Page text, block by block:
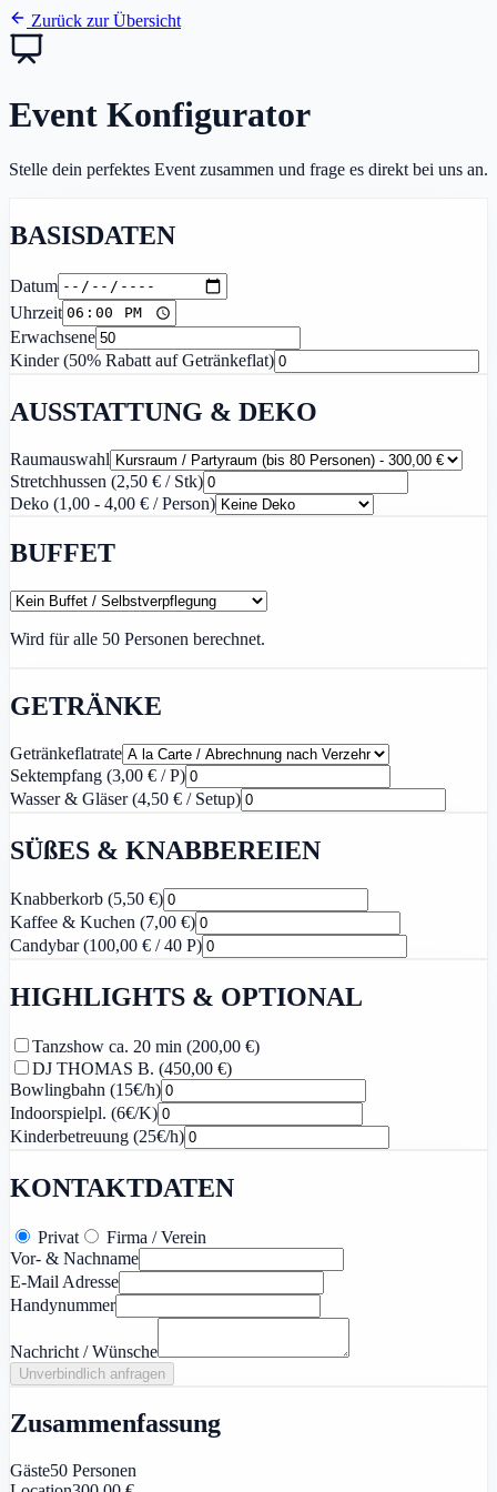
Zurück zur Übersicht
Event Konfigurator
Stelle dein perfektes Event zusammen und frage es direkt bei uns an.
BASISDATEN
Datum
Uhrzeit
Erwachsene
Kinder (50% Rabatt auf Getränkeflat)
AUSSTATTUNG & DEKO
Raumauswahl
Stretchhussen (2,50 € / Stk)
Deko (1,00 - 4,00 € / Person)
BUFFET
Wird für alle 50 Personen berechnet.
GETRÄNKE
Getränkeflatrate
Sektempfang (3,00 € / P)
Wasser & Gläser (4,50 € / Setup)
SÜßES & KNABBEREIEN
Knabberkorb (5,50 €)
Kaffee & Kuchen (7,00 €)
Candybar (100,00 € / 40 P)
HIGHLIGHTS & OPTIONAL
Tanzshow ca. 20 min (200,00 €)
DJ THOMAS B. (450,00 €)
Bowlingbahn (15€/h)
Indoorspielpl. (6€/K)
Kinderbetreuung (25€/h)
KONTAKTDATEN
Privat
Firma / Verein
Vor- & Nachname
E-Mail Adresse
Handynummer
Nachricht / Wünsche
Unverbindlich anfragen
Zusammenfassung
Gäste50 Personen